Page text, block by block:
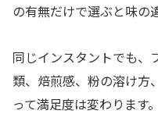
の有無だけで選ぶと味の
同じインスタントでも、
類、焙煎感、粉の溶け方
って満足度は変わります。